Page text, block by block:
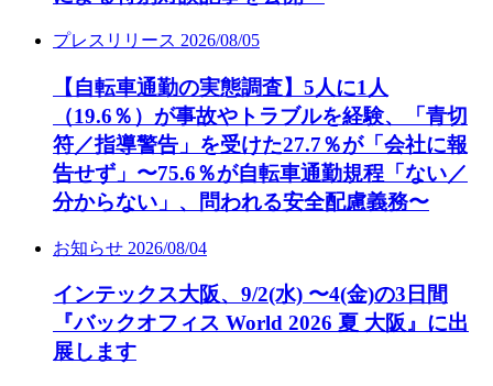
プレスリリース 2026/08/05
【自転車通勤の実態調査】5人に1人
（19.6％）が事故やトラブルを経験、「青切
符／指導警告」を受けた27.7％が「会社に報
告せず」〜75.6％が自転車通勤規程「ない／
分からない」、問われる安全配慮義務〜
お知らせ 2026/08/04
インテックス大阪、9/2(水) 〜4(金)の3日間
『バックオフィス World 2026 夏 大阪』に出
展します